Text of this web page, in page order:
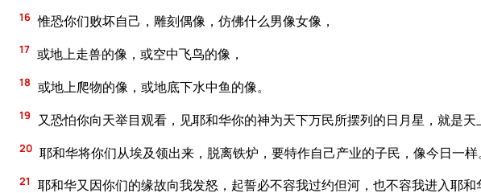
16 惟恐你们败坏自己，雕刻偶像，仿佛什么男像女像，
17 或地上走兽的像，或空中飞鸟的像，
18 或地上爬物的像，或地底下水中鱼的像。
19 又恐怕你向天举目观看，见耶和华你的神为天下万民所摆列的日月星，就是天
20 耶和华将你们从埃及领出来，脱离铁炉，要特作自己产业的子民，像今日一样。
21 耶和华又因你们的缘故向我发怒，起誓必不容我过约但河，也不容我进入耶和